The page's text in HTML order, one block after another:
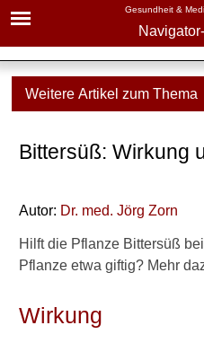
Gesundheit &
Weitere Artikel zum
Bittersüß: Wirkung
Autor: Dr. med. Jörg Zorn
Hilft die Pflanze Bittersüß
Pflanze etwa giftig? Mehr
Wirkung
Navigator-Medizin.de
► Krankheiten
► Therapieverfahren
► Gesundheitsthemen
Navigator-
Medizin.de
▾
Bittersüß
Weitere Inhalte dazu auf
Navigator-Medizin
Neurodermitits und